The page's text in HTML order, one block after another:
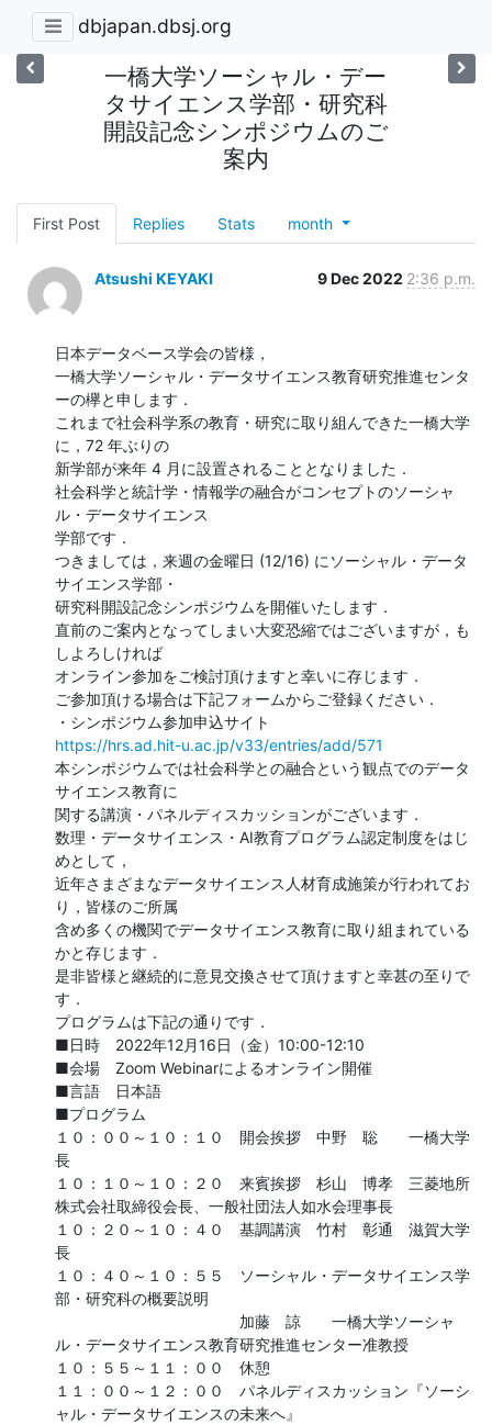
dbjapan.dbsj.org
一橋大学ソーシャル・デー
タサイエンス学部・研究科
開設記念シンポジウムのご
案内
First Post Replies Stats month
Atsushi KEYAKI 9 Dec 2022 2:36 p.m.
日本データベース学会の皆様，
一橋大学ソーシャル・データサイエンス教育研究推進センタ
ーの欅と申します．
これまで社会科学系の教育・研究に取り組んできた一橋大学
に，72 年ぶりの
新学部が来年 4 月に設置されることとなりました．
社会科学と統計学・情報学の融合がコンセプトのソーシャ
ル・データサイエンス
学部です．
つきましては，来週の金曜日 (12/16) にソーシャル・データ
サイエンス学部・
研究科開設記念シンポジウムを開催いたします．
直前のご案内となってしまい大変恐縮ではございますが，も
しよろしければ
オンライン参加をご検討頂けますと幸いに存じます．
ご参加頂ける場合は下記フォームからご登録ください．
https://hrs.ad.hit-u.ac.jp/v33/entries/add/571
本シンポジウムでは社会科学との融合という観点でのデータ
サイエンス教育に
関する講演・パネルディスカッションがございます．
数理・データサイエンス・AI教育プログラム認定制度をはじ
めとして，
近年さまざまなデータサイエンス人材育成施策が行われてお
り，皆様のご所属
含め多くの機関でデータサイエンス教育に取り組まれている
かと存じます．
是非皆様と継続的に意見交換させて頂けますと幸甚の至りで
す．
プログラムは下記の通りです．
■日時　2022年12月16日（金）10:00-12:10
■会場　Zoom Webinarによるオンライン開催
■言語　日本語
■プログラム
１０：００～１０：１０　開会挨拶　中野　聡　　一橋大学
長
１０：１０～１０：２０　来賓挨拶　杉山　博孝　三菱地所
株式会社取締役会長、一般社団法人如水会理事長
１０：２０～１０：４０　基調講演　竹村　彰通　滋賀大学
長
１０：４０～１０：５５　ソーシャル・データサイエンス学
部・研究科の概要説明
加藤　諒　　一橋大学ソーシャ
ル・データサイエンス教育研究推進センター准教授
１０：５５～１１：００　休憩
１１：００～１２：００　パネルディスカッション『ソーシ
ャル・データサイエンスの未来へ』